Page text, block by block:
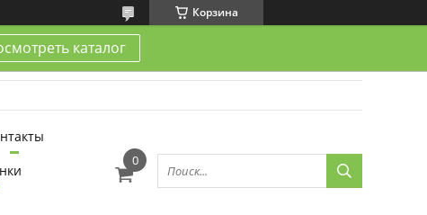
Корзина
каталог